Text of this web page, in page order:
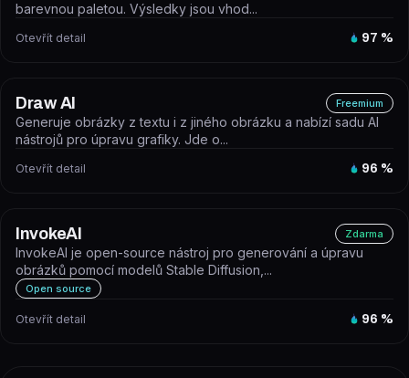
barevnou paletou. Výsledky jsou vhod...
Otevřít detail 97 %
Draw AI Freemium
Generuje obrázky z textu i z jiného obrázku a nabízí sadu AI
nástrojů pro úpravu grafiky. Jde o...
Otevřít detail 96 %
InvokeAI Zdarma
InvokeAI je open-source nástroj pro generování a úpravu
obrázků pomocí modelů Stable Diffusion,...
Open source
Otevřít detail 96 %